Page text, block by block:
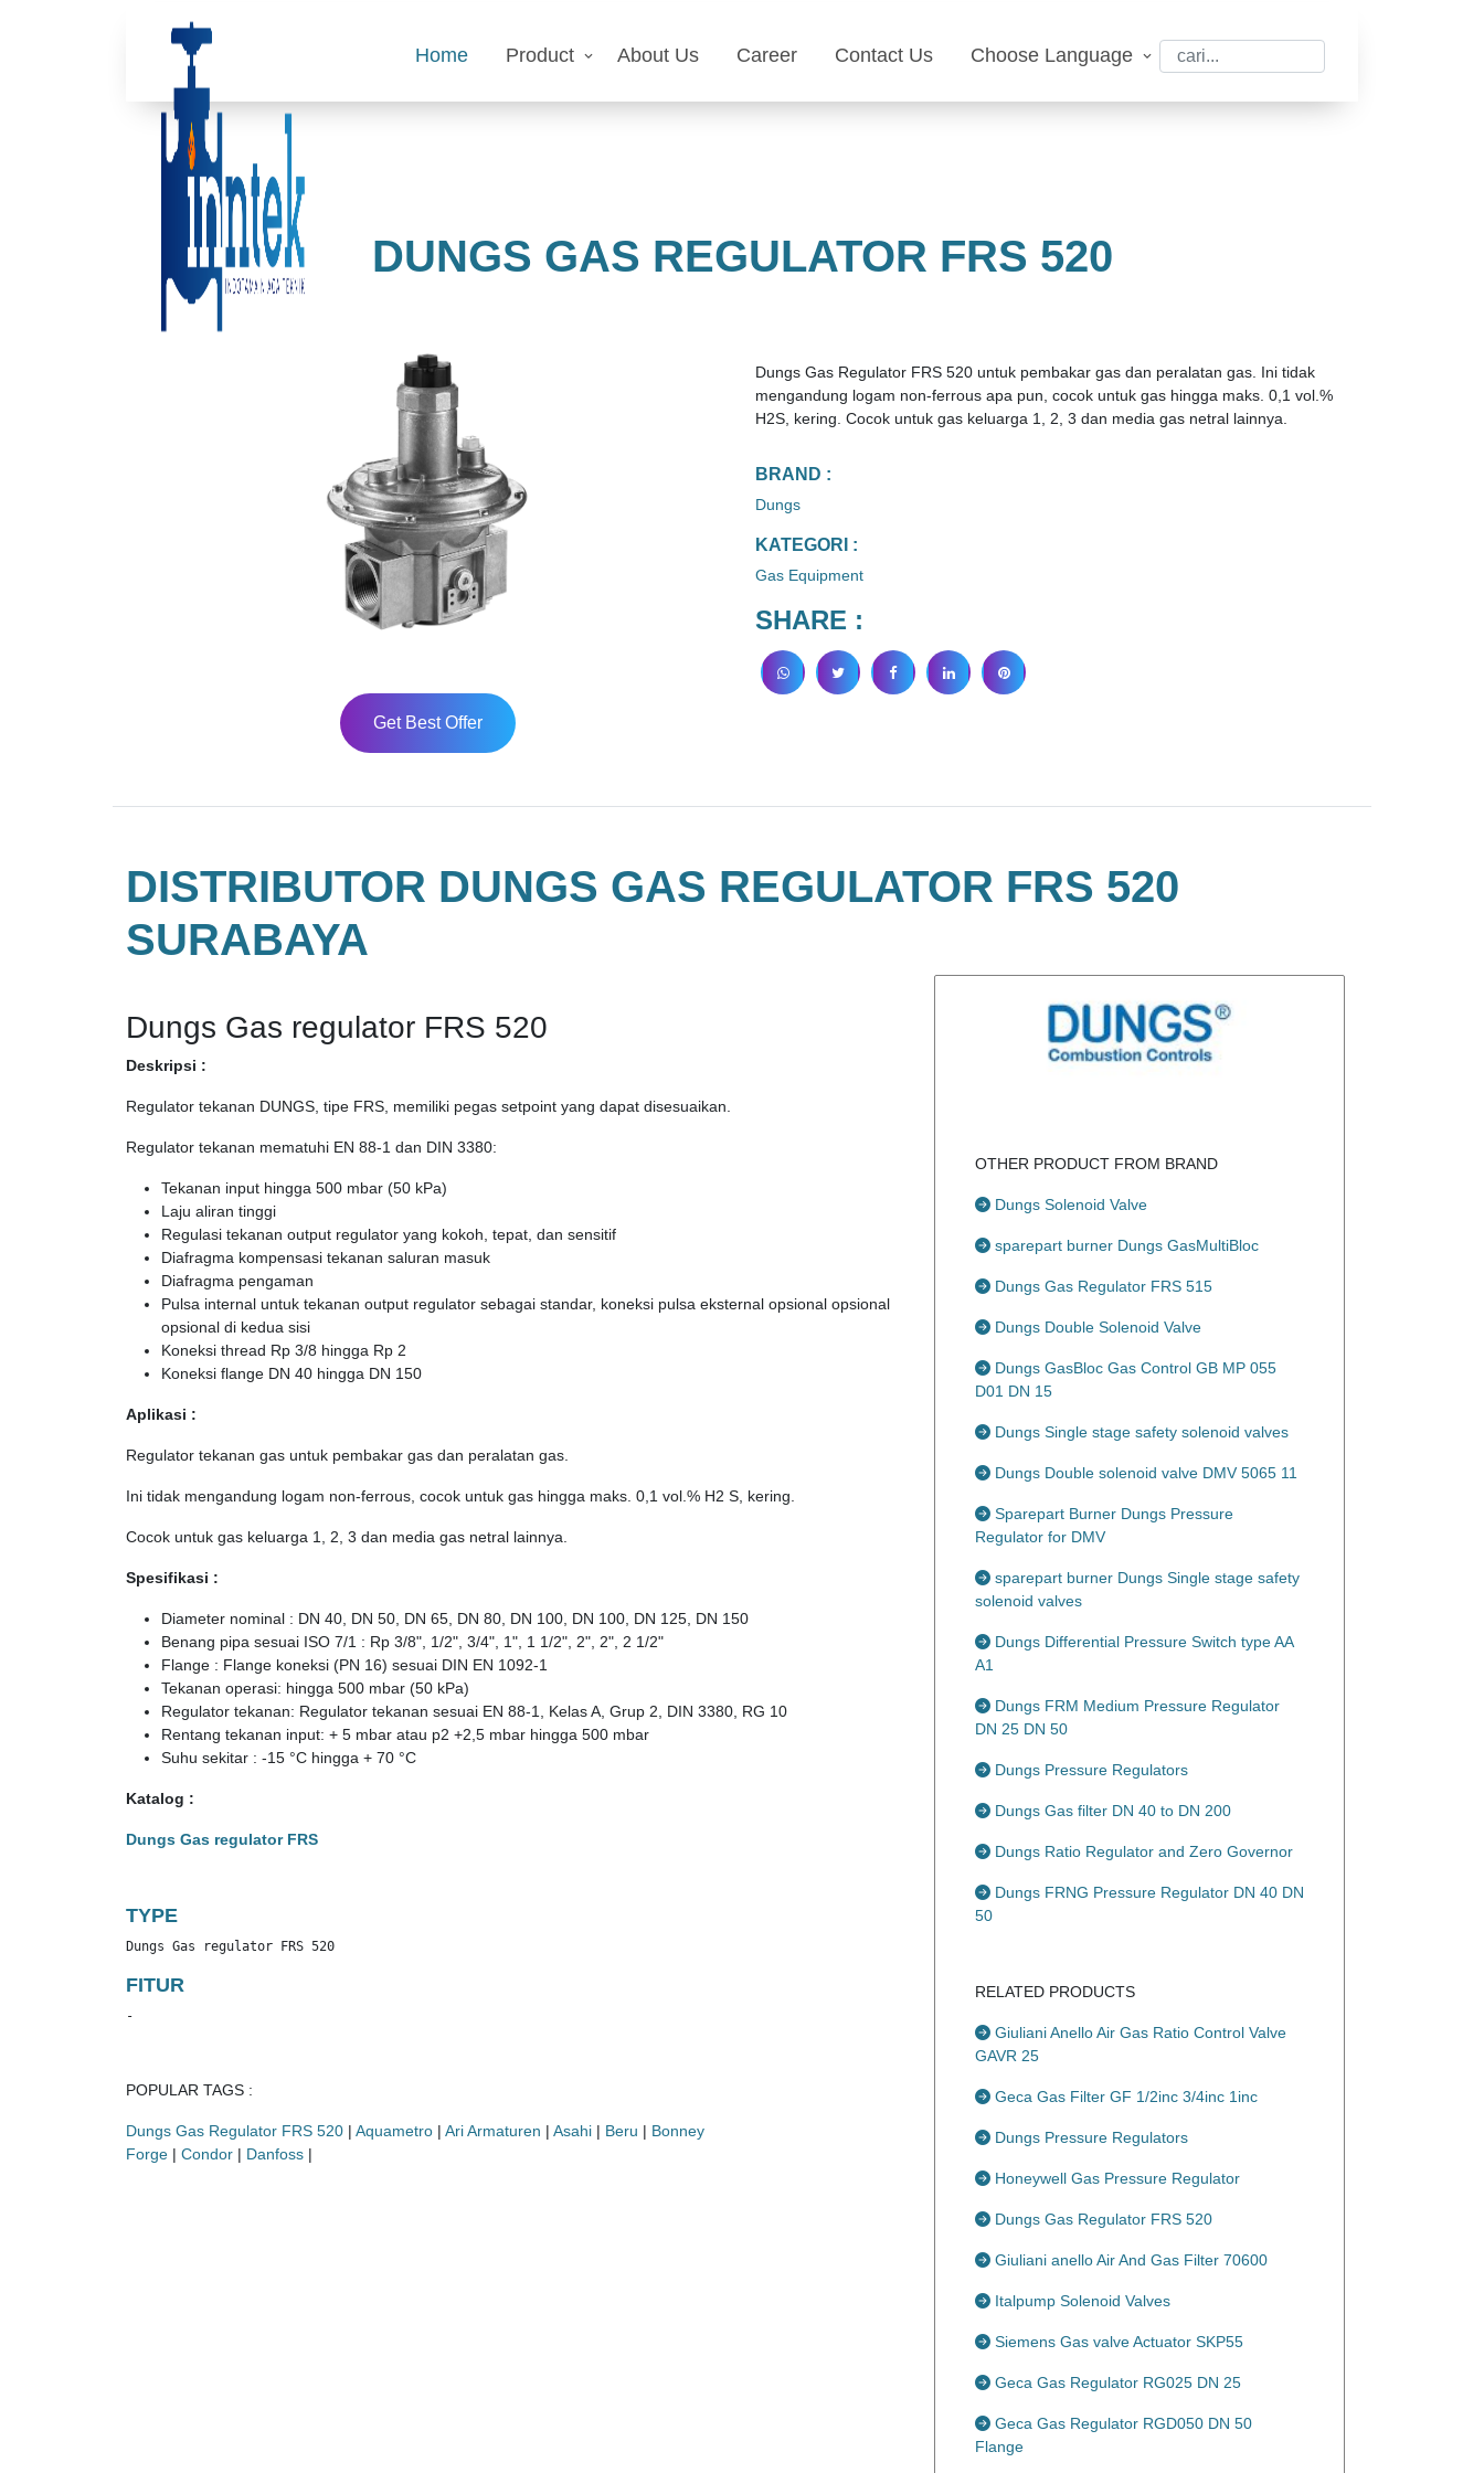
Home Product About Us Career Contact Us Choose Language
DUNGS GAS REGULATOR FRS 520
Get Best Offer
Dungs Gas Regulator FRS 520 untuk pembakar gas dan peralatan gas. Ini tidak
mengandung logam non-ferrous apa pun, cocok untuk gas hingga maks. 0,1 vol.%
H2S, kering. Cocok untuk gas keluarga 1, 2, 3 dan media gas netral lainnya.
BRAND :
Dungs
KATEGORI :
Gas Equipment
SHARE :
DISTRIBUTOR DUNGS GAS REGULATOR FRS 520
SURABAYA
Dungs Gas regulator FRS 520
Deskripsi :
Regulator tekanan DUNGS, tipe FRS, memiliki pegas setpoint yang dapat disesuaikan.
Regulator tekanan mematuhi EN 88-1 dan DIN 3380:
Tekanan input hingga 500 mbar (50 kPa)
Laju aliran tinggi
Regulasi tekanan output regulator yang kokoh, tepat, dan sensitif
Diafragma kompensasi tekanan saluran masuk
Diafragma pengaman
Pulsa internal untuk tekanan output regulator sebagai standar, koneksi pulsa eksternal opsional opsional
opsional di kedua sisi
Koneksi thread Rp 3/8 hingga Rp 2
Koneksi flange DN 40 hingga DN 150
Aplikasi :
Regulator tekanan gas untuk pembakar gas dan peralatan gas.
Ini tidak mengandung logam non-ferrous, cocok untuk gas hingga maks. 0,1 vol.% H2 S, kering.
Cocok untuk gas keluarga 1, 2, 3 dan media gas netral lainnya.
Spesifikasi :
Diameter nominal : DN 40, DN 50, DN 65, DN 80, DN 100, DN 100, DN 125, DN 150
Benang pipa sesuai ISO 7/1 : Rp 3/8", 1/2", 3/4", 1", 1 1/2", 2", 2", 2 1/2"
Flange : Flange koneksi (PN 16) sesuai DIN EN 1092-1
Tekanan operasi: hingga 500 mbar (50 kPa)
Regulator tekanan: Regulator tekanan sesuai EN 88-1, Kelas A, Grup 2, DIN 3380, RG 10
Rentang tekanan input: + 5 mbar atau p2 +2,5 mbar hingga 500 mbar
Suhu sekitar : -15 °C hingga + 70 °C
Katalog :
Dungs Gas regulator FRS
TYPE
Dungs Gas regulator FRS 520
FITUR
-
POPULAR TAGS :
Dungs Gas Regulator FRS 520 | Aquametro | Ari Armaturen | Asahi | Beru | Bonney
Forge | Condor | Danfoss |
OTHER PRODUCT FROM BRAND
Dungs Solenoid Valve
sparepart burner Dungs GasMultiBloc
Dungs Gas Regulator FRS 515
Dungs Double Solenoid Valve
Dungs GasBloc Gas Control GB MP 055
D01 DN 15
Dungs Single stage safety solenoid valves
Dungs Double solenoid valve DMV 5065 11
Sparepart Burner Dungs Pressure
Regulator for DMV
sparepart burner Dungs Single stage safety
solenoid valves
Dungs Differential Pressure Switch type AA
A1
Dungs FRM Medium Pressure Regulator
DN 25 DN 50
Dungs Pressure Regulators
Dungs Gas filter DN 40 to DN 200
Dungs Ratio Regulator and Zero Governor
Dungs FRNG Pressure Regulator DN 40 DN
50
RELATED PRODUCTS
Giuliani Anello Air Gas Ratio Control Valve
GAVR 25
Geca Gas Filter GF 1/2inc 3/4inc 1inc
Dungs Pressure Regulators
Honeywell Gas Pressure Regulator
Dungs Gas Regulator FRS 520
Giuliani anello Air And Gas Filter 70600
Italpump Solenoid Valves
Siemens Gas valve Actuator SKP55
Geca Gas Regulator RG025 DN 25
Geca Gas Regulator RGD050 DN 50
Flange